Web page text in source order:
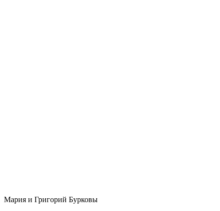
Мария и Григорий Бурковы